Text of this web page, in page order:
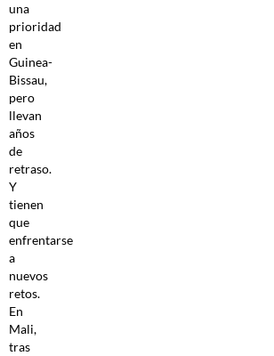
una
prioridad
en
Guinea-
Bissau,
pero
llevan
años
de
retraso.
Y
tienen
que
enfrentarse
a
nuevos
retos.
En
Mali,
tras